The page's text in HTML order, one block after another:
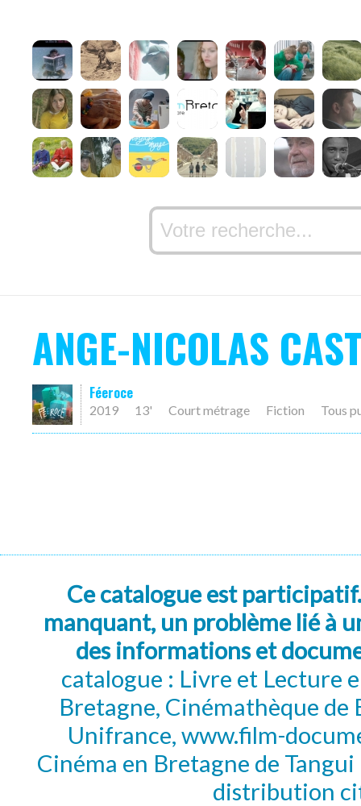
ANGE-NICOLAS
Féeroce
2019 13' Court métrage Fiction Tous
Ce catalogue est
manquant, un problème lié à
des informations et
catalogue : Livre et Lecture
Bretagne, Cinémathèque de
Unifrance, www.film-
Cinéma en Bretagne de
distribution